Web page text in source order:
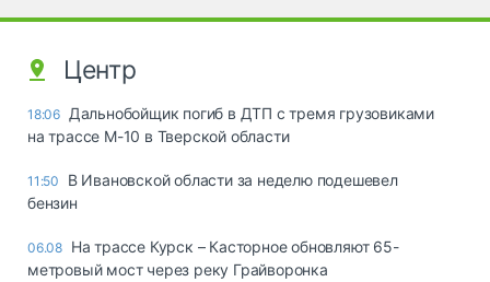
Центр
18:06 Дальнобойщик погиб в ДТП с тремя грузовиками
на трассе М-10 в Тверской области
11:50
В Ивановской области за неделю подешевел
бензин
06.08 На трассе Курск – Касторное обновляют 65-
метровый мост через реку Грайворонка